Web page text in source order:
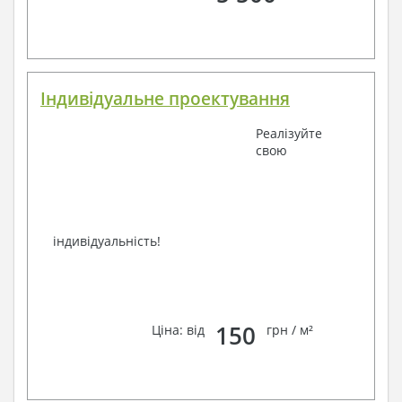
Індивідуальне проектування
Реалізуйте
свою
індивідуальність!
Ціна: від 150 грн / м²